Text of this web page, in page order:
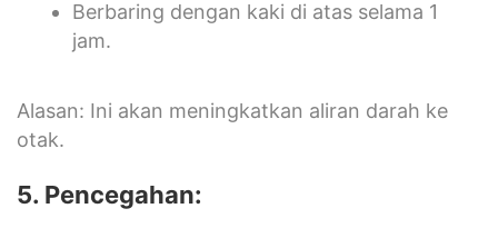
Berbaring dengan kaki di atas selama 1
jam.
Alasan: Ini akan meningkatkan aliran darah ke
otak.
5. Pencegahan: